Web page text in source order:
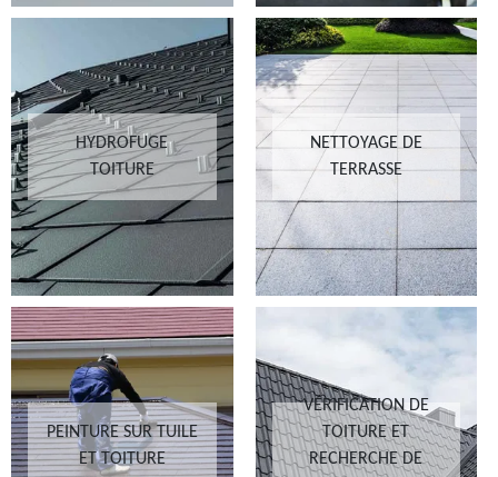
HYDROFUGE
TOITURE
NETTOYAGE DE
TERRASSE
PEINTURE SUR TUILE
ET TOITURE
VÉRIFICATION DE
TOITURE ET
RECHERCHE DE